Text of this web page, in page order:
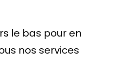
le bas pour en
nos services